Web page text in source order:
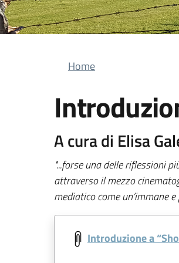
Briciole di
Home
A cura di Elisa
"...forse una delle riflessioni
attraverso il mezzo
mediatico come un’immane
Introduzione a